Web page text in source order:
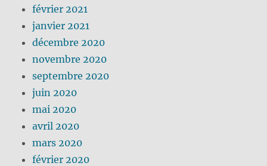
février 2021
janvier 2021
décembre 2020
novembre 2020
septembre 2020
juin 2020
mai 2020
avril 2020
mars 2020
février 2020